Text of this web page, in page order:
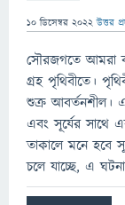
10 ডিসেম্বর 2022 উত্তর
সৌরজগতে আমরা
গ্রহ পৃথিবীতে।
শুক্র আবর্তনশীল।
এবং সূর্যের সাথে
তাকালে মনে হবে
চলে যাচ্ছে, এ